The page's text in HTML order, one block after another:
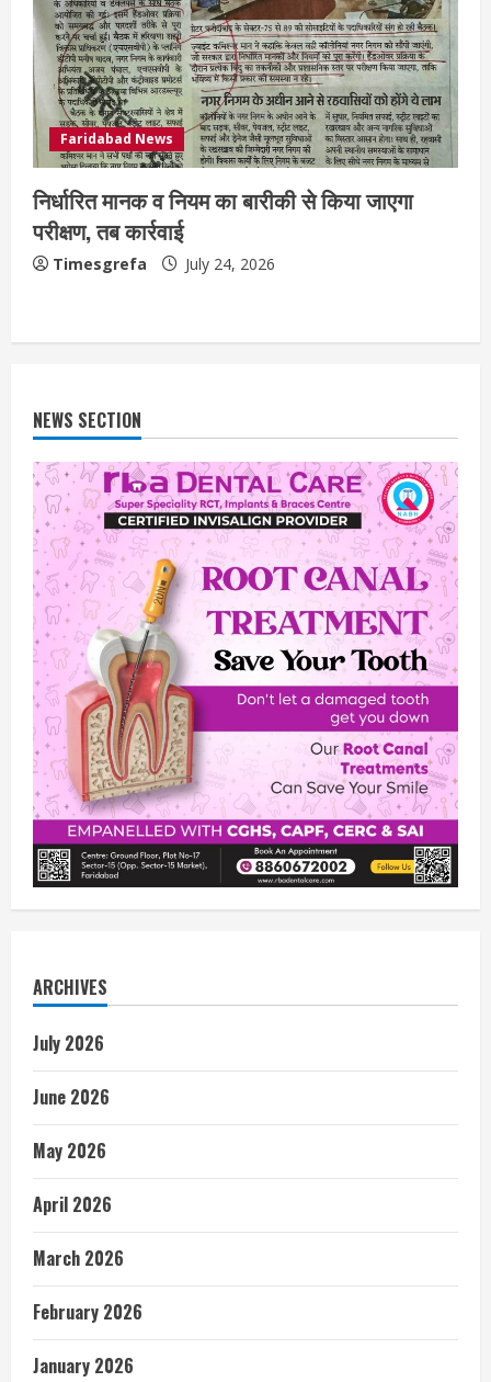
Faridabad News
निर्धारित मानक व नियम का बारीकी से किया जाएगा
परीक्षण, तब कार्रवाई
Timesgrefa July 24, 2026
NEWS SECTION
ARCHIVES
July 2026
June 2026
May 2026
April 2026
March 2026
February 2026
January 2026